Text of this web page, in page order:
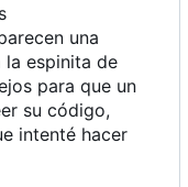
una
la espinita de
para que un
su código,
intenté hacer